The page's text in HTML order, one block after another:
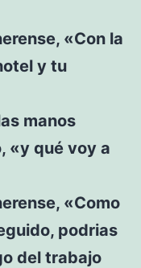
«Con la
y tu
manos
«y qué voy a
«Como
podrias
del trabajo